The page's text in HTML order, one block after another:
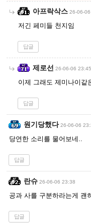
아프락삭스 26-06-
저긴 페미들 천지임
답글
제로선 26-06-06 23:45
이제 그래도 제미나이같
답글
원기당했다 26-06-06
당연한 소리를 물어보네..
답글
란슈 26-06-06 23:38
공과 사를 구분하라는게 괜
답글